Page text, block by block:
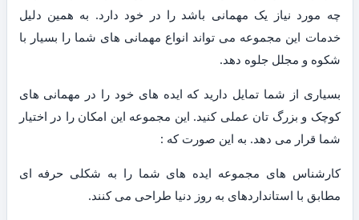
چه مورد نیاز یک مهمانی باشد را در خود دارد. به همین دلیل
خدمات این مجموعه می تواند انواع مهمانی های شما را بسیار با
شکوه و مجلل جلوه دهد.
بسیاری از شما تمایل دارید که ایده های خود را در مهمانی های
کوچک و بزرگ تان عملی کنید. این مجموعه این امکان را در اختیار
شما قرار می دهد. به این صورت که :
کارشناس های مجموعه ایده های شما را به شکلی حرفه ای
مطابق با استانداردهای به روز دنیا طراحی می کنند.